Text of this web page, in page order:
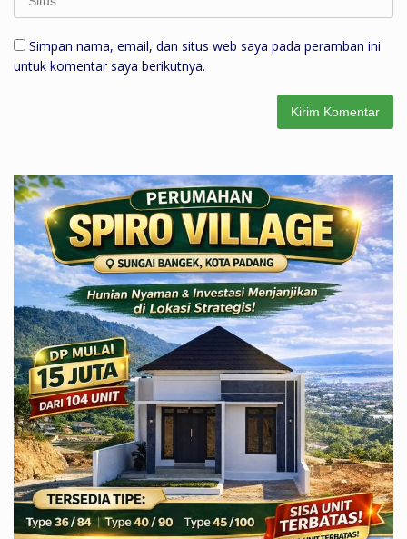
Simpan nama, email, dan situs web saya pada peramban ini
untuk komentar saya berikutnya.